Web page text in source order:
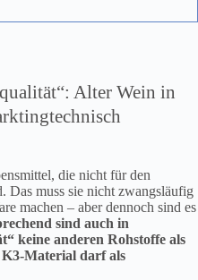
Alter Wein in
die nicht für den
Das muss sie nicht zwangsläufig
machen – aber dennoch sind es
sind auch in
keine anderen Rohstoffe als
Material darf als